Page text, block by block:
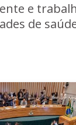
e
de